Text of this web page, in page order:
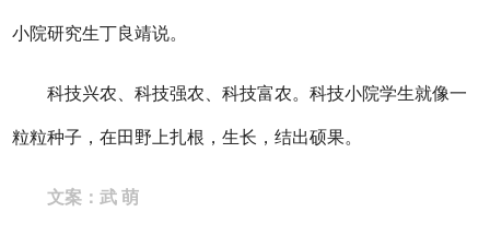
小院研究生丁良靖说。
科技兴农、科技强农、科技富农。科技小院学生就像一
粒粒种子，在田野上扎根，生长，结出硕果。
文案：武 萌